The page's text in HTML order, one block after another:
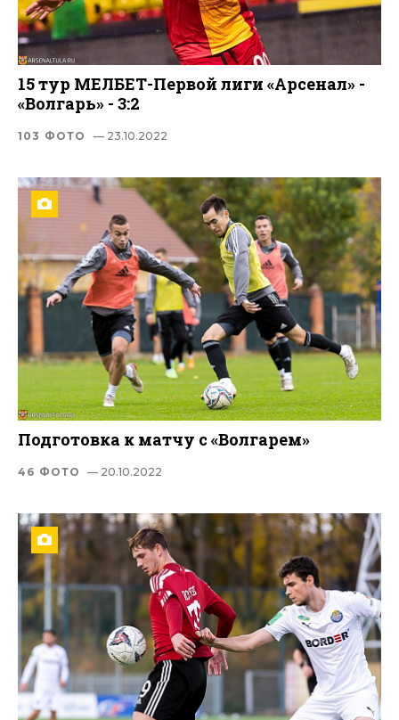
15 тур МЕЛБЕТ-Первой лиги «Арсенал» -
«Волгарь» - 3:2
103 ФОТО — 23.10.2022
Подготовка к матчу с «Волгарем»
46 ФОТО — 20.10.2022